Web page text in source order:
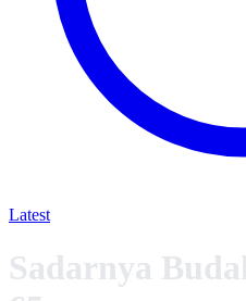
Latest
Sadarnya